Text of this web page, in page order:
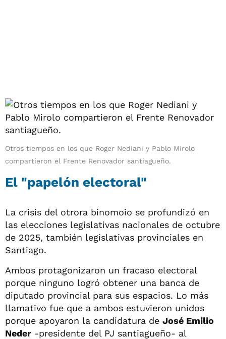
Otros tiempos en los que Roger Nediani y Pablo Mirolo
compartieron el Frente Renovador santiagueño.
El "papelón electoral"
La crisis del otrora binomoio se profundizó en
las elecciones legislativas nacionales de octubre
de 2025, también legislativas provinciales en
Santiago.
Ambos protagonizaron un fracaso electoral
porque ninguno logró obtener una banca de
diputado provincial para sus espacios. Lo más
llamativo fue que a ambos estuvieron unidos
porque apoyaron la candidatura de José Emilio
Neder -presidente del PJ santiagueño- al